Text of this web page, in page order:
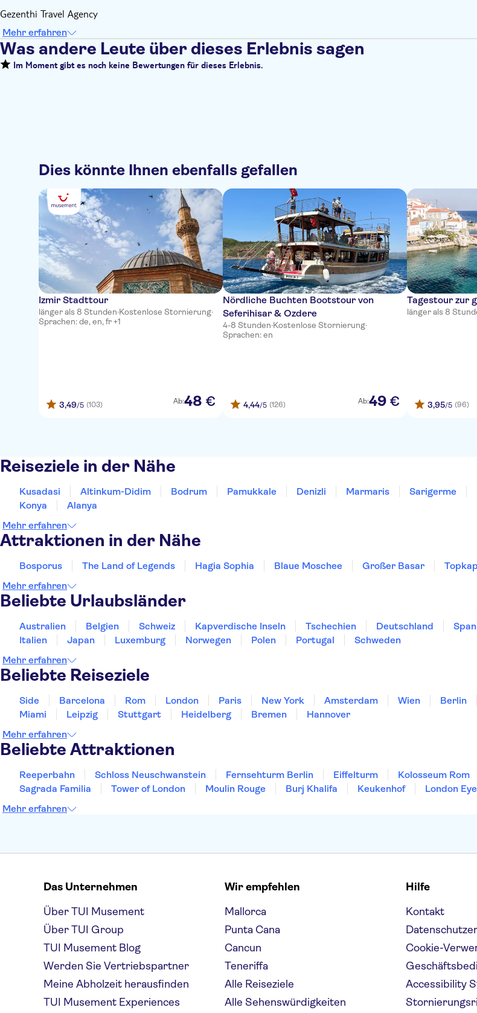
Gezenthi Travel Agency
Mehr erfahren
Was andere Leute über dieses Erlebnis sagen
Im Moment gibt es noch keine Bewertungen für dieses Erlebnis.
Dies könnte Ihnen ebenfalls gefallen
Izmir Stadttour
länger als 8 Stunden·Kostenlose Stornierung·
Sprachen: de, en, fr +1
3,49/5 (103) Ab:48 €
Nördliche Buchten Bootstour von
Seferihisar & Ozdere
4-8 Stunden·Kostenlose Stornierung·
Sprachen: en
4,44/5 (126) Ab:49 €
Tagestour zur
länger als 8
3,95/5 (96)
Reiseziele in der Nähe
Kusadasi Altinkum-Didim Bodrum Pamukkale Denizli Marmaris Sarigerme
Konya
Alanya
Mehr erfahren
Attraktionen in der Nähe
Bosporus The Land of Legends Hagia Sophia Blaue Moschee Großer Basar
Mehr erfahren
Beliebte Urlaubsländer
Australien Belgien Schweiz Kapverdische Inseln Tschechien Deutschland
Italien
Japan Luxemburg Norwegen Polen Portugal
Schweden
Mehr erfahren
Beliebte Reiseziele
Side Barcelona Rom London Paris New York Amsterdam Wien Berlin
Miami
Leipzig Stuttgart Heidelberg Bremen
Hannover
Mehr erfahren
Beliebte Attraktionen
Reeperbahn Schloss Neuschwanstein Fernsehturm Berlin Eiffelturm Kolosseum Rom
Sagrada Familia
Tower of London Moulin Rouge Burj Khalifa Keukenhof London Eye
Mehr erfahren
Das Unternehmen
Über TUI Musement
Über TUI Group
TUI Musement Blog
Werden Sie Vertriebspartner
Meine Abholzeit herausfinden
TUI Musement Experiences
Wir empfehlen
Mallorca
Punta Cana
Cancun
Teneriffa
Alle Reiseziele
Alle Sehenswürdigkeiten
Hilfe
Kontakt
Cookie-
Accessibility